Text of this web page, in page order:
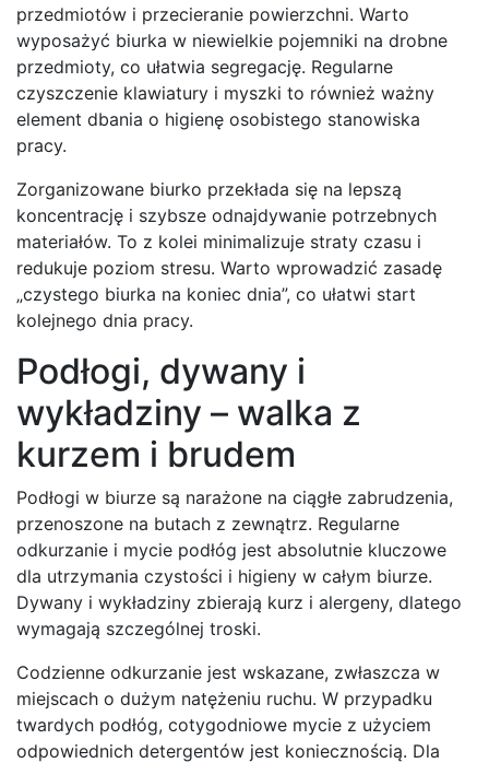
przedmiotów i przecieranie powierzchni. Warto
wyposażyć biurka w niewielkie pojemniki na drobne
przedmioty, co ułatwia segregację. Regularne
czyszczenie klawiatury i myszki to również ważny
element dbania o higienę osobistego stanowiska
pracy.
Zorganizowane biurko przekłada się na lepszą
koncentrację i szybsze odnajdywanie potrzebnych
materiałów. To z kolei minimalizuje straty czasu i
redukuje poziom stresu. Warto wprowadzić zasadę
„czystego biurka na koniec dnia”, co ułatwi start
kolejnego dnia pracy.
Podłogi, dywany i
wykładziny – walka z
kurzem i brudem
Podłogi w biurze są narażone na ciągłe zabrudzenia,
przenoszone na butach z zewnątrz. Regularne
odkurzanie i mycie podłóg jest absolutnie kluczowe
dla utrzymania czystości i higieny w całym biurze.
Dywany i wykładziny zbierają kurz i alergeny, dlatego
wymagają szczególnej troski.
Codzienne odkurzanie jest wskazane, zwłaszcza w
miejscach o dużym natężeniu ruchu. W przypadku
twardych podłóg, cotygodniowe mycie z użyciem
odpowiednich detergentów jest koniecznością. Dla